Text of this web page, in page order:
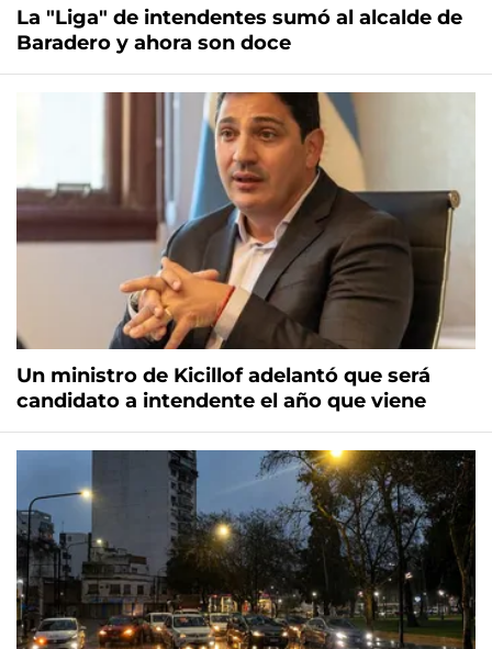
La "Liga" de intendentes sumó al alcalde de
Baradero y ahora son doce
Un ministro de Kicillof adelantó que será
candidato a intendente el año que viene